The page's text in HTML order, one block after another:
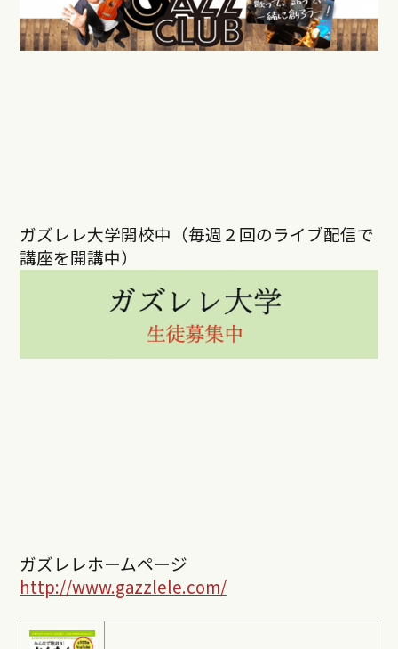
ガズレレ大学開校中（毎週２回のライブ配信で
講座を開講中）
ガズレレホームページ
http://www.gazzlele.com/